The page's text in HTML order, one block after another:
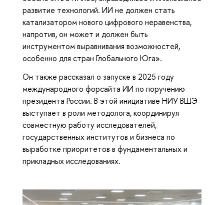
развитие технологий. ИИ не должен стать
катализатором нового цифрового неравенства,
напротив, он может и должен быть
инструментом выравнивания возможностей,
особенно для стран Глобального Юга».
Он также рассказал о запуске в 2025 году
международного форсайта ИИ по поручению
президента России. В этой инициативе НИУ ВШЭ
выступает в роли методолога, координируя
совместную работу исследователей,
государственных институтов и бизнеса по
выработке приоритетов в фундаментальных и
прикладных исследованиях.